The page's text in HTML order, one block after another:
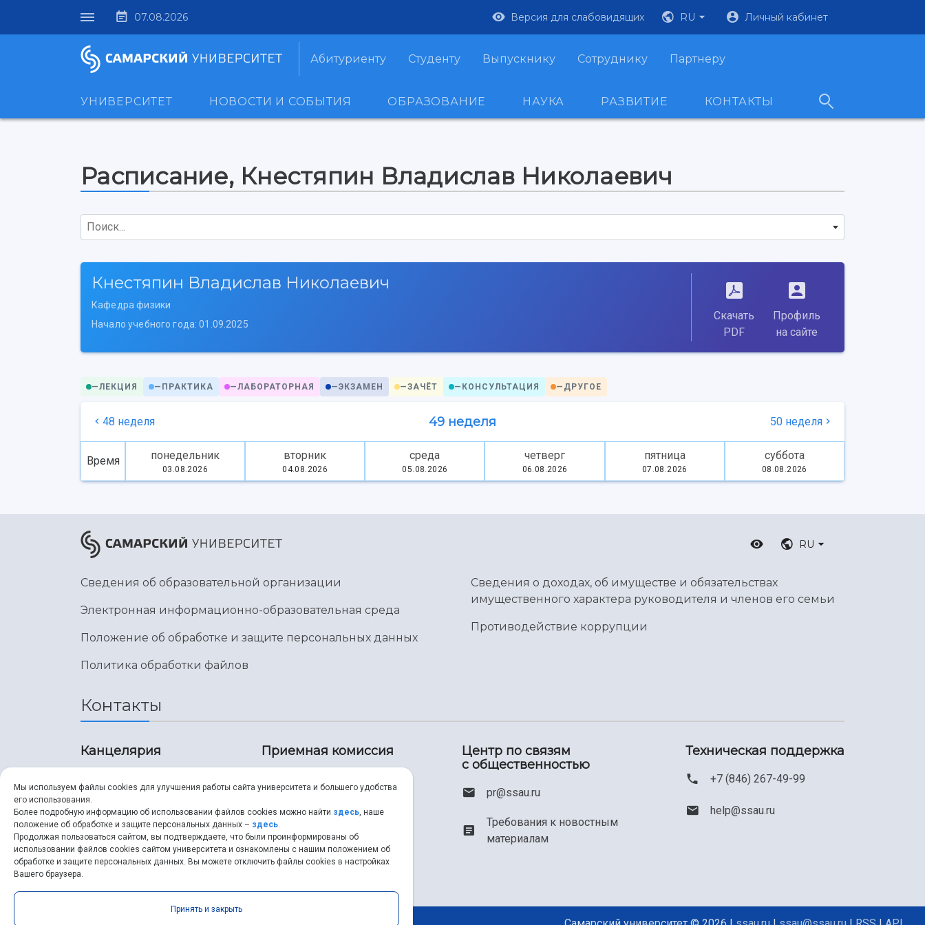
07.08.2026 Версия для слабовидящих RU Личный кабинет
Абитуриенту Студенту Выпускнику Сотруднику Партнеру
УНИВЕРСИТЕТ НОВОСТИ И СОБЫТИЯ ОБРАЗОВАНИЕ НАУКА РАЗВИТИЕ КОНТАКТЫ
Расписание, Кнестяпин Владислав Николаевич
Поиск...
Кнестяпин Владислав Николаевич
Кафедра физики
Начало учебного года: 01.09.2025
Скачать
PDF
Профиль
на сайте
—ЛЕКЦИЯ — ПРАКТИКА —ЛАБОРАТОРНАЯ —ЭКЗАМЕН —ЗАЧЁТ — КОНСУЛЬТАЦИЯ — ДРУГОЕ
48 неделя 49 неделя 50 неделя
Время понедельник
03.08.2026
вторник
04.08.2026
среда
05.08.2026
четверг
06.08.2026
пятница
07.08.2026
суббота
08.08.2026
RU
Сведения об образовательной организации
Электронная информационно-образовательная среда
Положение об обработке и защите персональных данных
Политика обработки файлов
Сведения о доходах, об имуществе и обязательствах
имущественного характера руководителя и членов его семьи
Противодействие коррупции
Контакты
Канцелярия
8 (846) 267-43-70
ssau@ssau.ru
Приемная комиссия
8 (846) 267-48-67
priem@ssau.ru
Центр по связям
с общественностью
pr@ssau.ru
Требования к новостным
материалам
Техническая поддержка
+7 (846) 267-49-99
help@ssau.ru
Мы используем файлы cookies для улучшения работы сайта университета и большего удобства
его использования.
Более подробную информацию об использовании файлов cookies можно найти здесь, наше
положение об обработке и защите персональных данных – здесь.
Продолжая пользоваться сайтом, вы подтверждаете, что были проинформированы об
использовании файлов cookies сайтом университета и ознакомлены с нашим положением об
обработке и защите персональных данных. Вы можете отключить файлы cookies в настройках
Вашего браузера.
Принять и закрыть